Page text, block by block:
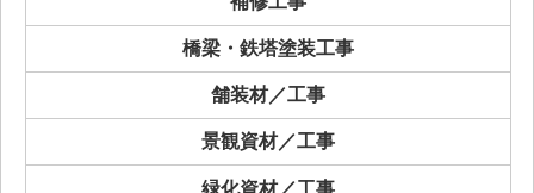
橋梁・鉄塔塗装工事
舗装材／工事
景観資材／工事
緑化資材／工事